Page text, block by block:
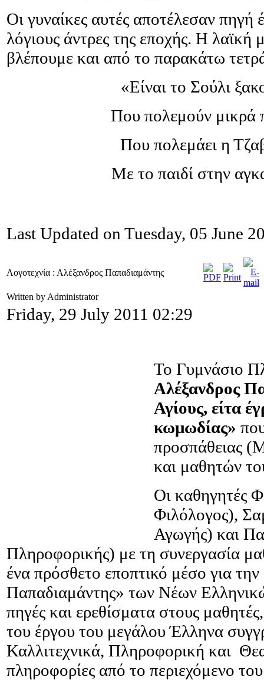
Οι γυναίκες αυτές αποτέλεσαν πηγή
λόγιους άντρες της εποχής. Η λαϊκή
βλέπουμε και από το παρακάτω
«Είναι το Σούλι
Που πολεμούν μικρά
Που πολεμάει η
Με το παιδί στην
Last Updated on Tuesday, 05 June
Λογοτεχνία : Αλέξανδρος Παπαδιαμάντης
Written by Administrator
Friday, 29 July 2011 02:29
Το Γυμνάσιο
Αλέξανδρος
Αγίους, είτα
κωμωδίας»
προσπάθειας
και μαθητών
Οι καθηγητές
Φιλόλογος),
Αγωγής) και
Πληροφορικής) με τη συνεργασία
ένα πρόσθετο εποπτικό μέσο για
Παπαδιαμάντης» των Νέων
πηγές και ερεθίσματα στους
του έργου του μεγάλου Έλληνα
Καλλιτεχνικά, Πληροφορική και
πληροφορίες από το περιεχόμενο